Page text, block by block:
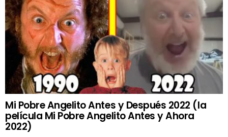
Mi Pobre Angelito Antes y Después 2022 (la
película Mi Pobre Angelito Antes y Ahora
2022)